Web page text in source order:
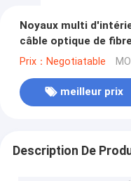
Noyaux multi
câble optique de
direct
Prix：Negotiatable
meilleur prix
Description De